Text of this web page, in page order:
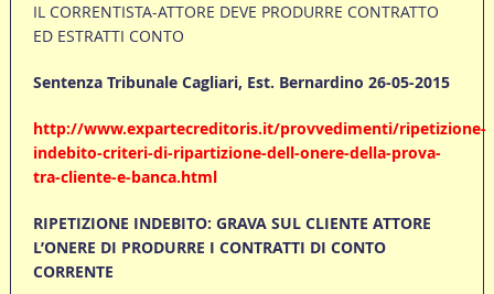
IL CORRENTISTA-ATTORE DEVE PRODURRE CONTRATTO
ED ESTRATTI CONTO
Sentenza Tribunale Cagliari, Est. Bernardino 26-05-2015
http://www.expartecreditoris.it/provvedimenti/ripetizione-
indebito-criteri-di-ripartizione-dell-onere-della-prova-
tra-cliente-e-banca.html
RIPETIZIONE INDEBITO: GRAVA SUL CLIENTE ATTORE
L’ONERE DI PRODURRE I CONTRATTI DI CONTO
CORRENTE